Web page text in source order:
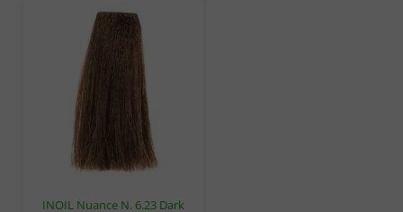
INOIL Nuance N. 6.23 Dark